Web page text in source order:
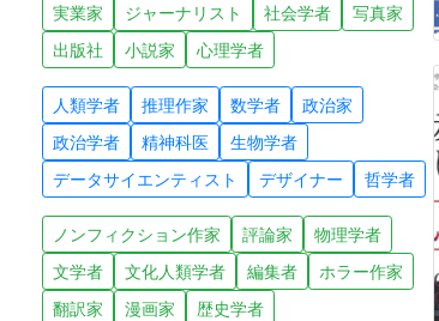
実業家
ジャーナリスト 社会学者
写真家
出版社
小説家 心理学者
人類学者 推理作家 数学者
政治家
政治学者
精神科医
生物学者
データサイエンティスト
デザイナー 哲学者
ノンフィクション作家 評論家
物理学者
文学者
文化人類学者 編集者
ホラー作家
翻訳家
漫画家 歴史学者